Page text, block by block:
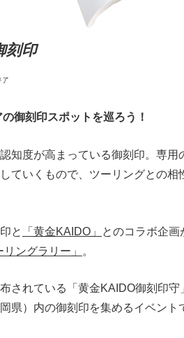
刻印
了
御刻印スポットを巡ろう！
知度が高まっている御刻印。専用
ていくもので、ツーリングとの
と 「黄金KAIDO」
とのコラボ企
ングラリー」
。
されている「黄金KAIDO御刻印
県）内の御刻印を集めるイベント